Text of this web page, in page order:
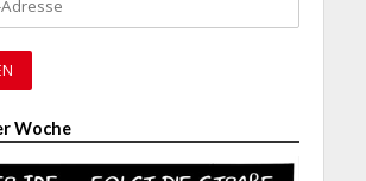
Woche